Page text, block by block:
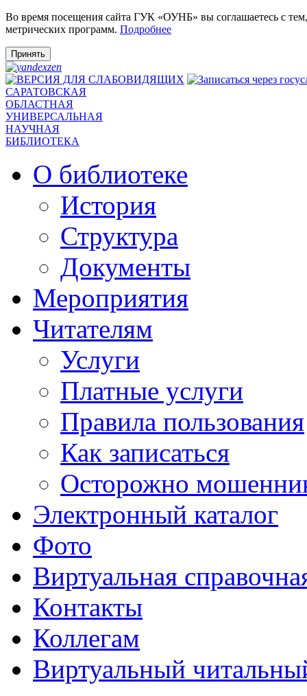
Во время посещения сайта ГУК «ОУНБ» вы соглашаетесь с
метрических программ. Подробнее
Принять
САРАТОВСКАЯ
ОБЛАСТНАЯ
УНИВЕРСАЛЬНАЯ
НАУЧНАЯ
БИБЛИОТЕКА
О библиотеке
История
Структура
Документы
Мероприятия
Читателям
Услуги
Платные услуги
Правила пользования
Как записаться
Осторожно
Электронный каталог
Фото
Виртуальная
Контакты
Коллегам
Виртуальный